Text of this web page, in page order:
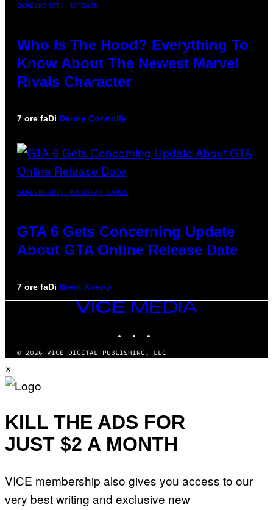
SCREENSHOT: NETEASE
Who Is The Hood? Everything To
Know About The Newest Marvel
Rivals Character
7 ore faDi Denny Connolly
SCREENSHOT: ROCKSTAR GAMES
GTA 6 Gets Concerning Update
About GTA Online Release Date
7 ore faDi Brent Koepp
VICE
MEDIA
© 2026 VICE DIGITAL PUBLISHING, LLC
×
KILL THE ADS FOR
JUST $2 A MONTH
VICE membership also gives you access to our
very best writing and exclusive new